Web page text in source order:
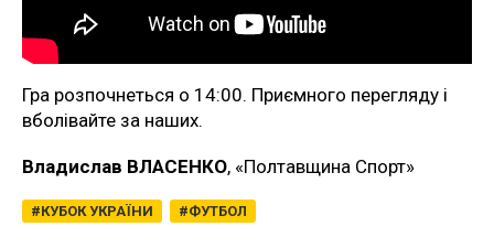
Гра розпочнеться о 14:00. Приємного перегляду і
вболівайте за наших.
Владислав ВЛАСЕНКО, «Полтавщина Спорт»
КУБОК УКРАЇНИ ФУТБОЛ